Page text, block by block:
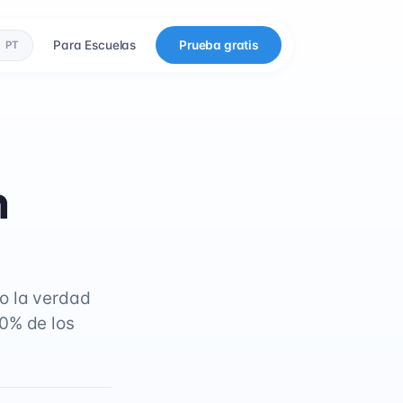
PT Para Escuelas Prueba gratis
la verdad
de los